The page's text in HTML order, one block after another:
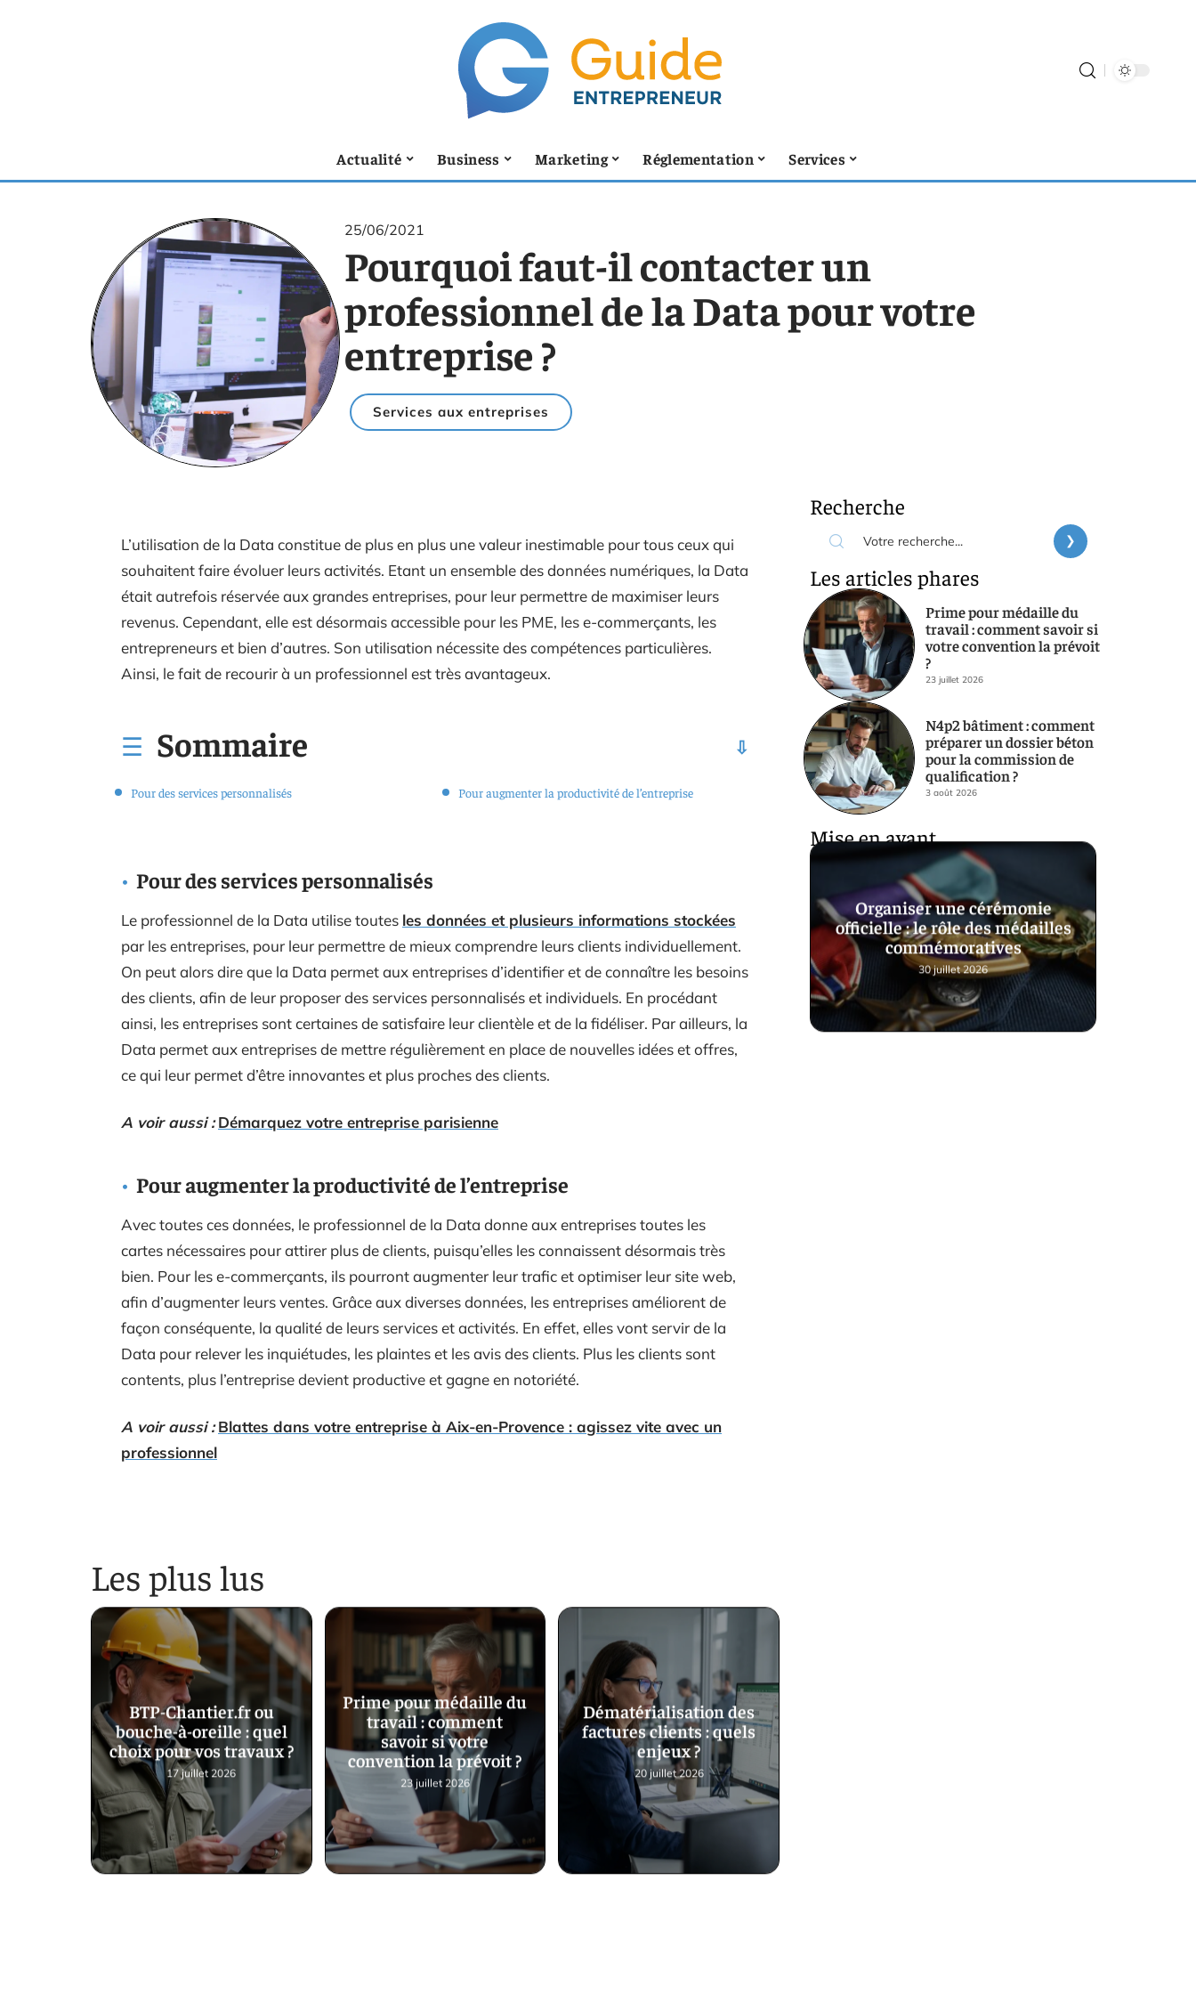
Actualité Business Marketing Réglementation Services
25/06/2021
Pourquoi faut-il contacter un
professionnel de la Data pour votre
entreprise ?
Services aux entreprises
L’utilisation de la Data constitue de plus en plus une valeur inestimable pour tous ceux qui
souhaitent faire évoluer leurs activités. Etant un ensemble des données numériques, la Data
était autrefois réservée aux grandes entreprises, pour leur permettre de maximiser leurs
revenus. Cependant, elle est désormais accessible pour les PME, les e-commerçants, les
entrepreneurs et bien d’autres. Son utilisation nécessite des compétences particulières.
Ainsi, le fait de recourir à un professionnel est très avantageux.
Sommaire
Pour des services personnalisés Pour augmenter la productivité de l’entreprise
Pour des services personnalisés
Le professionnel de la Data utilise toutes les données et plusieurs informations stockées
par les entreprises, pour leur permettre de mieux comprendre leurs clients individuellement.
On peut alors dire que la Data permet aux entreprises d’identifier et de connaître les besoins
des clients, afin de leur proposer des services personnalisés et individuels. En procédant
ainsi, les entreprises sont certaines de satisfaire leur clientèle et de la fidéliser. Par ailleurs, la
Data permet aux entreprises de mettre régulièrement en place de nouvelles idées et offres,
ce qui leur permet d’être innovantes et plus proches des clients.
A voir aussi : Démarquez votre entreprise parisienne
Pour augmenter la productivité de l’entreprise
Avec toutes ces données, le professionnel de la Data donne aux entreprises toutes les
cartes nécessaires pour attirer plus de clients, puisqu’elles les connaissent désormais très
bien. Pour les e-commerçants, ils pourront augmenter leur trafic et optimiser leur site web,
afin d’augmenter leurs ventes. Grâce aux diverses données, les entreprises améliorent de
façon conséquente, la qualité de leurs services et activités. En effet, elles vont servir de la
Data pour relever les inquiétudes, les plaintes et les avis des clients. Plus les clients sont
contents, plus l’entreprise devient productive et gagne en notoriété.
A voir aussi : Blattes dans votre entreprise à Aix-en-Provence : agissez vite avec un
professionnel
Les plus lus
BTP-Chantier.fr ou
bouche-à-oreille : quel
choix pour vos travaux ?
17 juillet 2026
Prime pour médaille du
travail : comment
savoir si votre
convention la prévoit ?
23 juillet 2026
Dématérialisation des
factures clients : quels
enjeux ?
20 juillet 2026
Recherche
Les articles phares
Prime pour médaille du
travail : comment savoir si
votre convention la prévoit
?
23 juillet 2026
N4p2 bâtiment : comment
préparer un dossier béton
pour la commission de
qualification ?
3 août 2026
Mise en avant
Organiser une cérémonie
officielle : le rôle des médailles
commémoratives
30 juillet 2026